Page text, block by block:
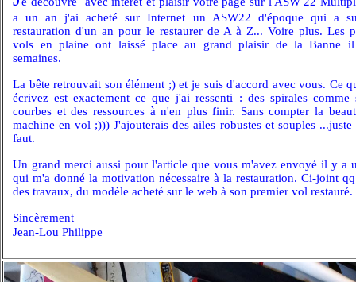
a un an j'ai acheté sur Internet un ASW22 d'époque qui a
restauration d'un an pour le restaurer de A à Z... Voire plus. Les
vols en plaine ont laissé place au grand plaisir de la Banne
semaines.
La bête retrouvait son élément ;) et je suis d'accord avec vous. Ce
écrivez est exactement ce que j'ai ressenti : des spirales comme
courbes et des ressources à n'en plus finir. Sans compter la
machine en vol ;))) J'ajouterais des ailes robustes et souples
faut.
Un grand merci aussi pour l'article que vous m'avez envoyé il y a
qui m'a donné la motivation nécessaire à la restauration. Ci-joint
des travaux, du modèle acheté sur le web à son premier vol restauré.
Sincèrement
Jean-Lou Philippe